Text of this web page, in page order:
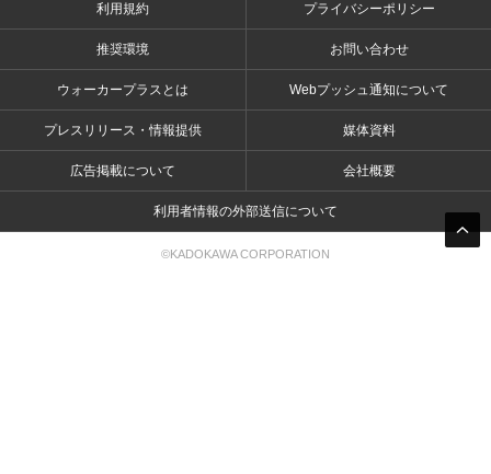
利用規約 プライバシーポリシー
推奨環境 お問い合わせ
ウォーカープラスとは Webプッシュ通知について
プレスリリース・情報提供 媒体資料
広告掲載について 会社概要
利用者情報の外部送信について
©KADOKAWA CORPORATION